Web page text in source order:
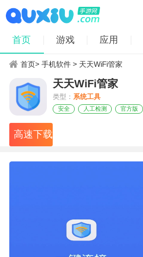
首页 游戏 应用
首页>手机软件 > 天天WiFi管家
天天WiFi管家
类型：系统工具
安全 人工检测 官方版
高速下载